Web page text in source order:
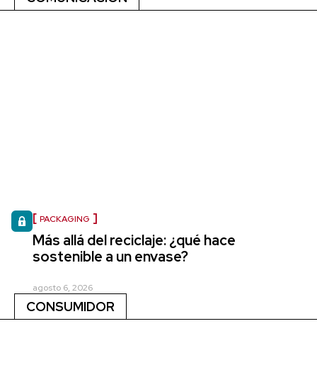
PACKAGING
Más allá del reciclaje: ¿qué hace
sostenible a un envase?
agosto 6, 2026
CONSUMIDOR